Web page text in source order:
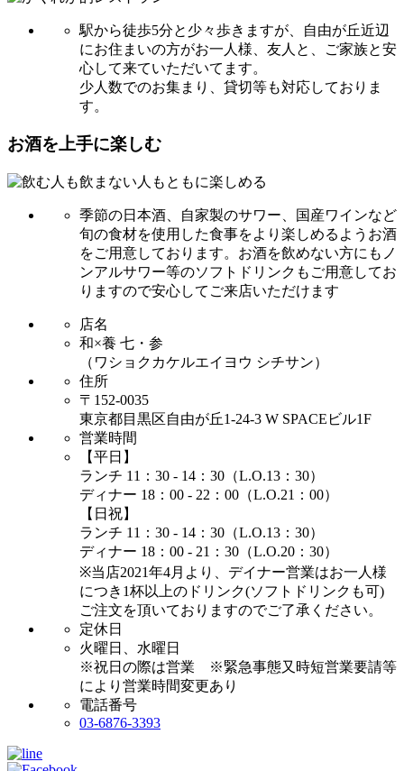
駅から徒歩5分と少々歩きますが、自由が丘近辺
にお住まいの方がお一人様、友人と、ご家族と安
心して来ていただいてます。
少人数でのお集まり、貸切等も対応しておりま
す。
お酒を上手に楽しむ
季節の日本酒、自家製のサワー、国産ワインなど
旬の食材を使用した食事をより楽しめるようお酒
をご用意しております。お酒を飲めない方にもノ
ンアルサワー等のソフトドリンクもご用意してお
りますので安心してご来店いただけます
店名
和×養 七・参
（ワショクカケルエイヨウ シチサン）
住所
〒152-0035
東京都目黒区自由が丘1-24-3 W SPACEビル1F
営業時間
【平日】
ランチ 11：30 - 14：30（L.O.13：30）
ディナー 18：00 - 22：00（L.O.21：00）
【日祝】
ランチ 11：30 - 14：30（L.O.13：30）
ディナー 18：00 - 21：30（L.O.20：30）
※当店2021年4月より、デイナー営業はお一人様
につき1杯以上のドリンク(ソフトドリンクも可)
ご注文を頂いておりますのでご了承ください。
定休日
火曜日、水曜日
※祝日の際は営業 ※緊急事態又時短営業要請等
により営業時間変更あり
電話番号
03-6876-3393